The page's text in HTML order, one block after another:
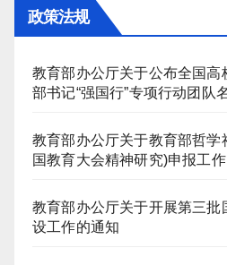
政策法规
教育部办公厅关于公布全国高
部书记“强国行”专项行动团队
教育部办公厅关于教育部哲学
国教育大会精神研究)申报工
教育部办公厅关于开展第三批
设工作的通知